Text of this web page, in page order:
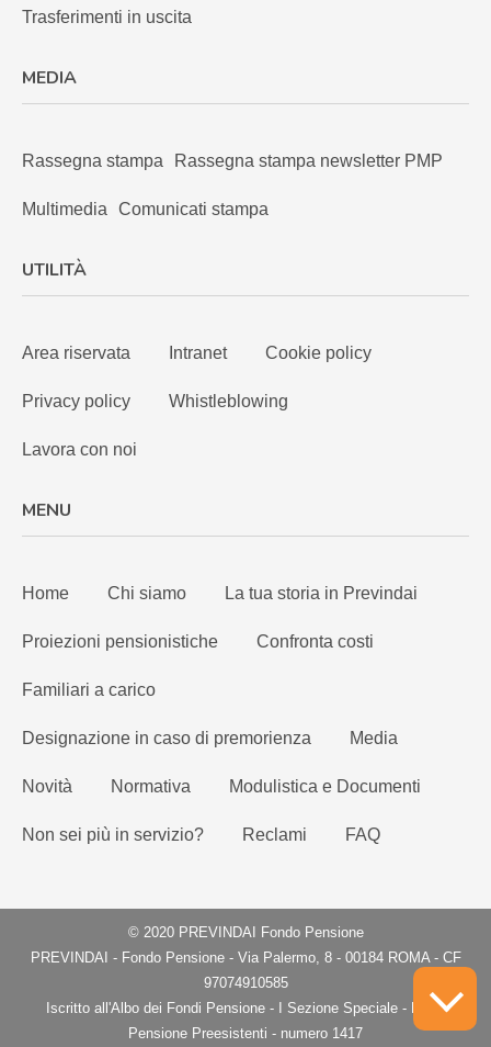
Trasferimenti in uscita
MEDIA
Rassegna stampa Rassegna stampa newsletter PMP
Multimedia Comunicati stampa
UTILITÀ
Area riservata Intranet Cookie policy
Privacy policy Whistleblowing
Lavora con noi
MENU
Home Chi siamo La tua storia in Previndai
Proiezioni pensionistiche Confronta costi
Familiari a carico
Designazione in caso di premorienza Media
Novità Normativa Modulistica e Documenti
Non sei più in servizio? Reclami FAQ
© 2020 PREVINDAI Fondo Pensione
PREVINDAI - Fondo Pensione - Via Palermo, 8 - 00184 ROMA - CF
97074910585
Iscritto all'Albo dei Fondi Pensione - I Sezione Speciale - Fondi
Pensione Preesistenti - numero 1417